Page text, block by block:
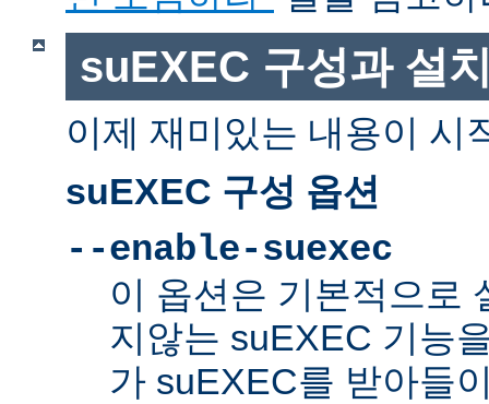
suEXEC 구성과 설
이제 재미있는 내용이 시
suEXEC 구성 옵션
--enable-suexec
이 옵션은 기본적으로
지않는 suEXEC 기능
가 suEXEC를 받아들